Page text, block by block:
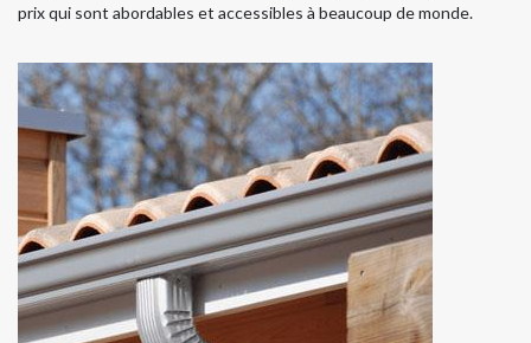
prix qui sont abordables et accessibles à beaucoup de monde.